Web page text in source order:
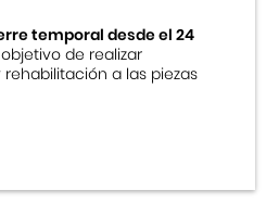
temporal desde el 24
de realizar
a las piezas